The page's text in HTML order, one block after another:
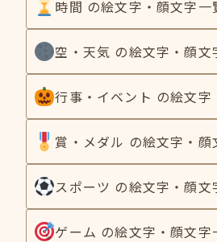
時間 の絵文字・顔文字一
空・天気 の絵文字・顔文
行事・イベント の絵文字
賞・メダル の絵文字・顔
スポーツ の絵文字・顔文
ゲーム の絵文字・顔文字